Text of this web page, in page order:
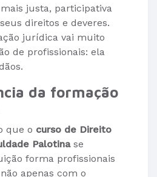
justa, participativa
direitos e deveres.
jurídica vai muito
de profissionais: ela
da formação
que o curso de Direito
Palotinase
forma profissionais
apenas com o